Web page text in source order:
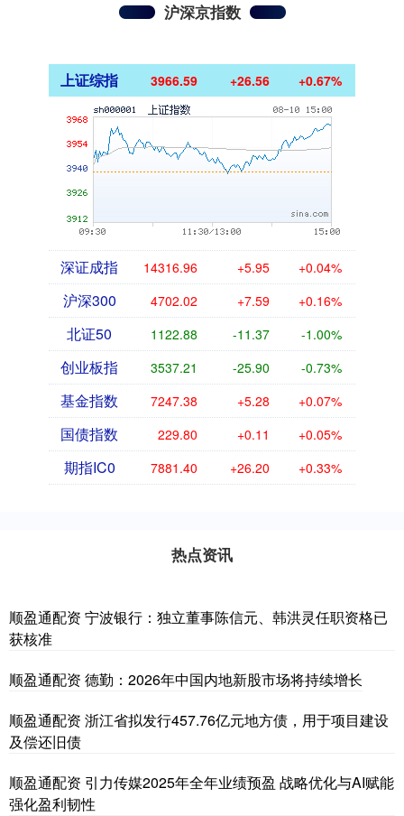
沪深京指数
上证综指 3966.59 +26.56 +0.67%
深证成指 14316.96 +5.95 +0.04%
沪深300 4702.02 +7.59 +0.16%
北证50 1122.88 -11.37 -1.00%
创业板指 3537.21 -25.90 -0.73%
基金指数 7247.38 +5.28 +0.07%
国债指数 229.80 +0.11 +0.05%
期指IC0 7881.40 +26.20 +0.33%
热点资讯
顺盈通配资 宁波银行：独立董事陈信元、韩洪灵任职资格已
获核准
顺盈通配资 德勤：2026年中国内地新股市场将持续增长
顺盈通配资 浙江省拟发行457.76亿元地方债，用于项目建设
及偿还旧债
顺盈通配资 引力传媒2025年全年业绩预盈 战略优化与AI赋能
强化盈利韧性